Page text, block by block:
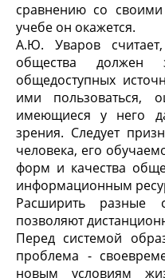
сравнению со
учебе он окажется.
А.Ю. Уваров
общества должен
общедоступных
ими пользоваться,
имеющиеся у него
зрения. Следует
человека, его
форм и качества
информационным
Расширить разные
позволяют
Перед системой
проблема -
новым условиям